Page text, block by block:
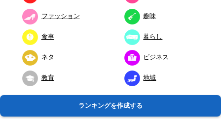
ファッション 趣味
食事 暮らし
ネタ ビジネス
教育 地域
ランキングを作成する